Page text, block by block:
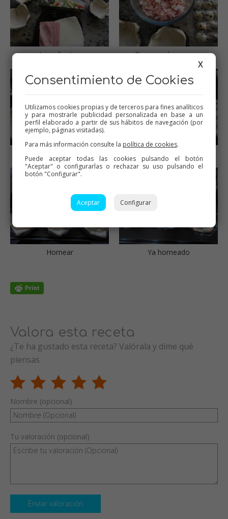
Ingredientes Picar jamón y queso
Hornear Ya horneado
Valora esta receta
¿Te ha gustado esta receta? Valórala y dime qué
piensas
Nombre (opcional)
Tu valoración (opcional)
Enviar valoración
X
Consentimiento de Cookies
Utilizamos cookies propias y de terceros para fines analíticos
y para mostrarle publicidad personalizada en base a un
perfil elaborado a partir de sus hábitos de navegación (por
ejemplo, páginas visitadas).
Para más información consulte la política de cookies.
Puede aceptar todas las cookies pulsando el botón
"Aceptar" o configurarlas o rechazar su uso pulsando el
botón "Configurar".
Aceptar Configurar